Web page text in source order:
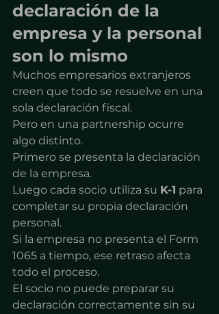
declaración de la
empresa y la personal
son lo mismo
Muchos empresarios extranjeros
creen que todo se resuelve en una
sola declaración fiscal.
Pero en una partnership ocurre
algo distinto.
Primero se presenta la declaración
de la empresa.
Luego cada socio utiliza su K-1 para
completar su propia declaración
personal.
Si la empresa no presenta el Form
1065 a tiempo, ese retraso afecta
todo el proceso.
El socio no puede preparar su
declaración correctamente sin su